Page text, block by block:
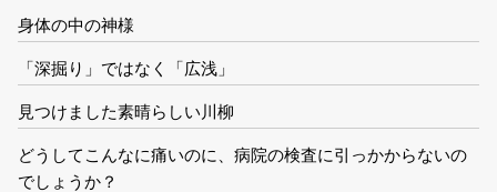
身体の中の神様
「深掘り」ではなく「広浅」
見つけました素晴らしい川柳
どうしてこんなに痛いのに、病院の検査に引っかからないの
でしょうか？